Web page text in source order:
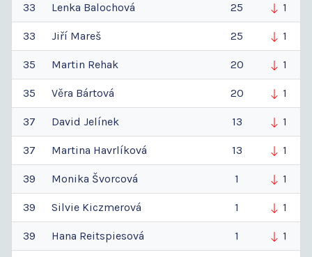
33 Lenka Balochová 25 1
33 Jiří Mareš 25 1
35 Martin Rehak 20 1
35 Věra Bártová 20 1
37 David Jelínek 13 1
37 Martina Havrlíková 13 1
39 Monika Švorcová 1 1
39 Silvie Kiczmerová 1 1
39 Hana Reitspiesová 1 1